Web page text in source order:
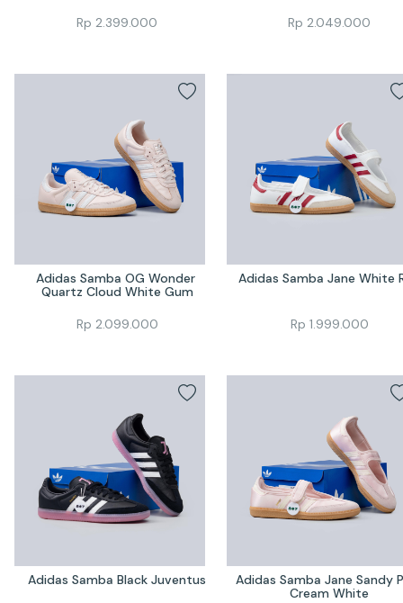
Rp 2.399.000
Rp 2.049.000
Adidas Samba OG Wonder
Quartz Cloud White Gum
Rp 2.099.000
Adidas Samba Jane White
Rp 1.999.000
Adidas Samba Black Juventus
Adidas Samba Jane Sandy
Cream White